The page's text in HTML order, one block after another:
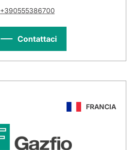
+390555386700
Contattaci
FRANCIA